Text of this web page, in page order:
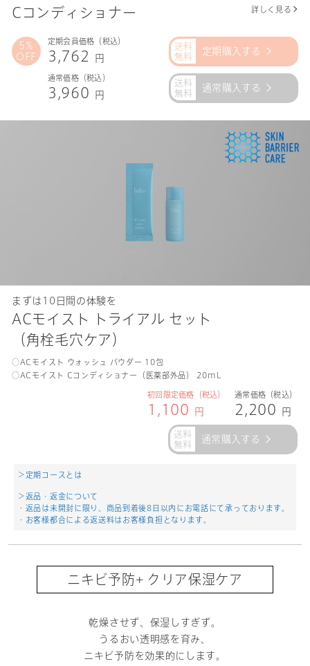
Cコンディショナー
詳しく見る
5%
OFF
定期会員価格（税込）
3,762 円
定期購入する
通常価格（税込）
3,960 円
通常購入する
まずは10日間の体験を
ACモイスト トライアル セット
（角栓毛穴ケア）
初回限定価格（税込）
1,100 円
通常価格（税込）
2,200 円
通常購入する
○ACモイスト ウォッシュ パウダー 10包
○ACモイスト Cコンディショナー（医薬部外品） 20mL
＞定期コースとは
＞返品・返金について
・返品は未開封に限り、商品到着後8日以内にお電話にて承っております。
・お客様都合による返送料はお客様負担となります。
ニキビ予防+ クリア保湿ケア
乾燥させず、保湿しすぎず。
うるおい透明感を育み、
ニキビ予防を効果的にします。